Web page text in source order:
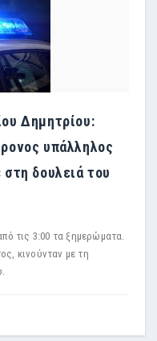
Δημητρίου:
υπάλληλος
δουλειά του
τις 3:00 τα ξημερώματα.
κινούνταν με τη